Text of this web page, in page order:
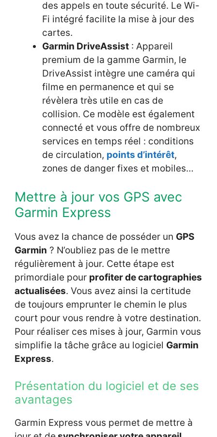
des appels en toute sécurité. Le Wi-
Fi intégré facilite la mise à jour des
cartes.
Garmin DriveAssist : Appareil
premium de la gamme Garmin, le
DriveAssist intègre une caméra qui
filme en permanence et qui se
révèlera très utile en cas de
collision. Ce modèle est également
connecté et vous offre de nombreux
services en temps réel : conditions
de circulation, points d’intérêt,
zones de danger fixes et mobiles…
Mettre à jour vos GPS avec
Garmin Express
Vous avez la chance de posséder un GPS
Garmin ? N’oubliez pas de le mettre
régulièrement à jour. Cette étape est
primordiale pour profiter de cartographies
actualisées. Vous avez ainsi la certitude
de toujours emprunter le chemin le plus
court pour vous rendre à votre destination.
Pour réaliser ces mises à jour, Garmin vous
simplifie la tâche grâce au logiciel Garmin
Express.
Présentation du logiciel et de ses
avantages
Garmin Express vous permet de mettre à